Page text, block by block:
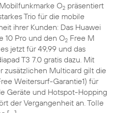
O2präsentiert
Trio für die mobile
ihrer Kunden: Das Huawei
10 Pro und den O2Free M
jetzt für 49,99 und das
T3 7.0 gratis dazu. Mit
zusätzlichen Multicard gilt die
Weitersurf-Garantie1) für
Geräte und Hotspot-Hopping
der Vergangenheit an. Tolle